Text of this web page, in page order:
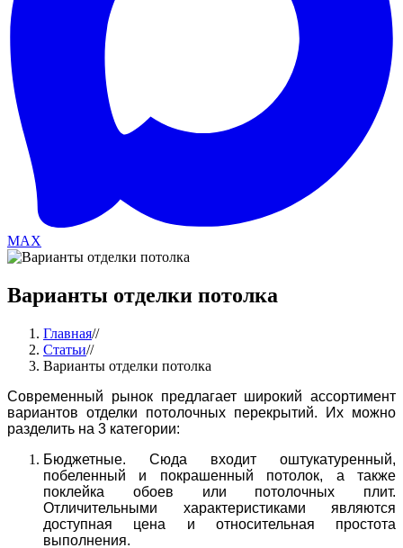
MAX
Варианты отделки потолка
Главная//
Статьи//
Варианты отделки потолка
Современный рынок предлагает широкий ассортимент
вариантов отделки потолочных перекрытий. Их можно
разделить на 3 категории:
Бюджетные. Сюда входит оштукатуренный,
побеленный и покрашенный потолок, а также
поклейка обоев или потолочных плит.
Отличительными характеристиками являются
доступная цена и относительная простота
выполнения.